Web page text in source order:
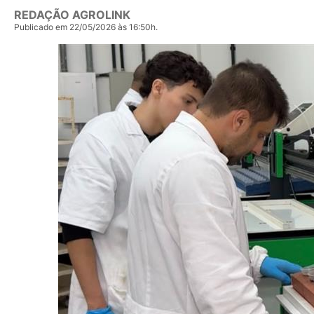
REDAÇÃO AGROLINK
Publicado em 22/05/2026 às 16:50h.